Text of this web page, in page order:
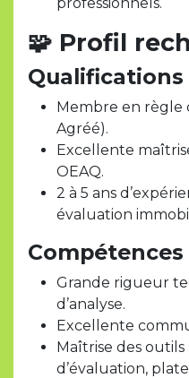
🧩 Profil
Membre en règle
Agréé).
Excellente
OEAQ.
2 à 5 ans
évaluation
Grande rigueur
d’analyse.
Excellente
Maîtrise des outils
d’évaluation,